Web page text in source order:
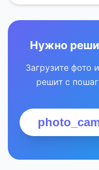
Нужно
Загрузите фото
решит с